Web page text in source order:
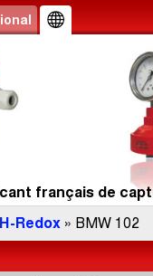
français de
Redox » BMW 102